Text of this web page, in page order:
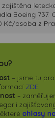
Boeing 737.
Kč/osoba z
– jsme tu
ZDE
–
ohlasy